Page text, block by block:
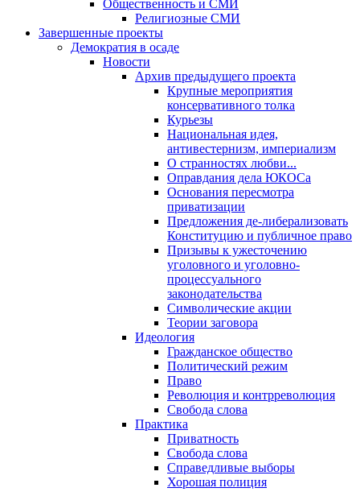
Общественность и СМИ
Религиозные СМИ
Завершенные проекты
Демократия в осаде
Новости
Архив предыдущего проекта
Крупные мероприятия
консервативного толка
Курьезы
Национальная идея,
антивестернизм, империализм
О странностях любви...
Оправдания дела ЮКОСа
Основания пересмотра
приватизации
Предложения де-либерализовать
Конституцию и публичное право
Призывы к ужесточению
уголовного и уголовно-
процессуального
законодательства
Символические акции
Теории заговора
Идеология
Гражданское общество
Политический режим
Право
Революция и контрреволюция
Свобода слова
Практика
Приватность
Свобода слова
Справедливые выборы
Хорошая полиция